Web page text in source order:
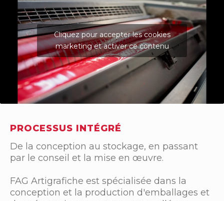
Cliquez pour accepter les cookies
marketing et activer ce contenu
PROCESSUS INTÉGRÉ
De la conception au stockage, en passant
par le conseil et la mise en œuvre.
FAG Artigrafiche est spécialisée dans la
conception et la production d'emballages et